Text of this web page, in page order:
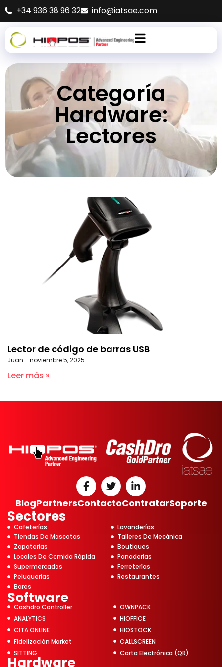
+34 936 38 96 32 info@iatsae.com
Categoría
Hardware:
Lectores
Lector de código de barras USB
Juan noviembre 5, 2025
Leer más »
Sectores
Cafeterías
Lavanderías
Tiendas De Mascotas
Talleres De Mecánica
Zapaterías
Boutiques
Locales De Comida Rápida
Panaderias
Supermercados
Ferreterías
Peluquerías
Restaurantes
Bares
BlogPartnersContactoContratarSoporte
Software
Cashdro Controller
OWNPACK
ANALYTICS
HIOFFICE
CITA ONLINE
HIOSTOCK
Fidelización Market
CALLSCREEN
SITTING
Carta Electrónica (QR)
Hardware